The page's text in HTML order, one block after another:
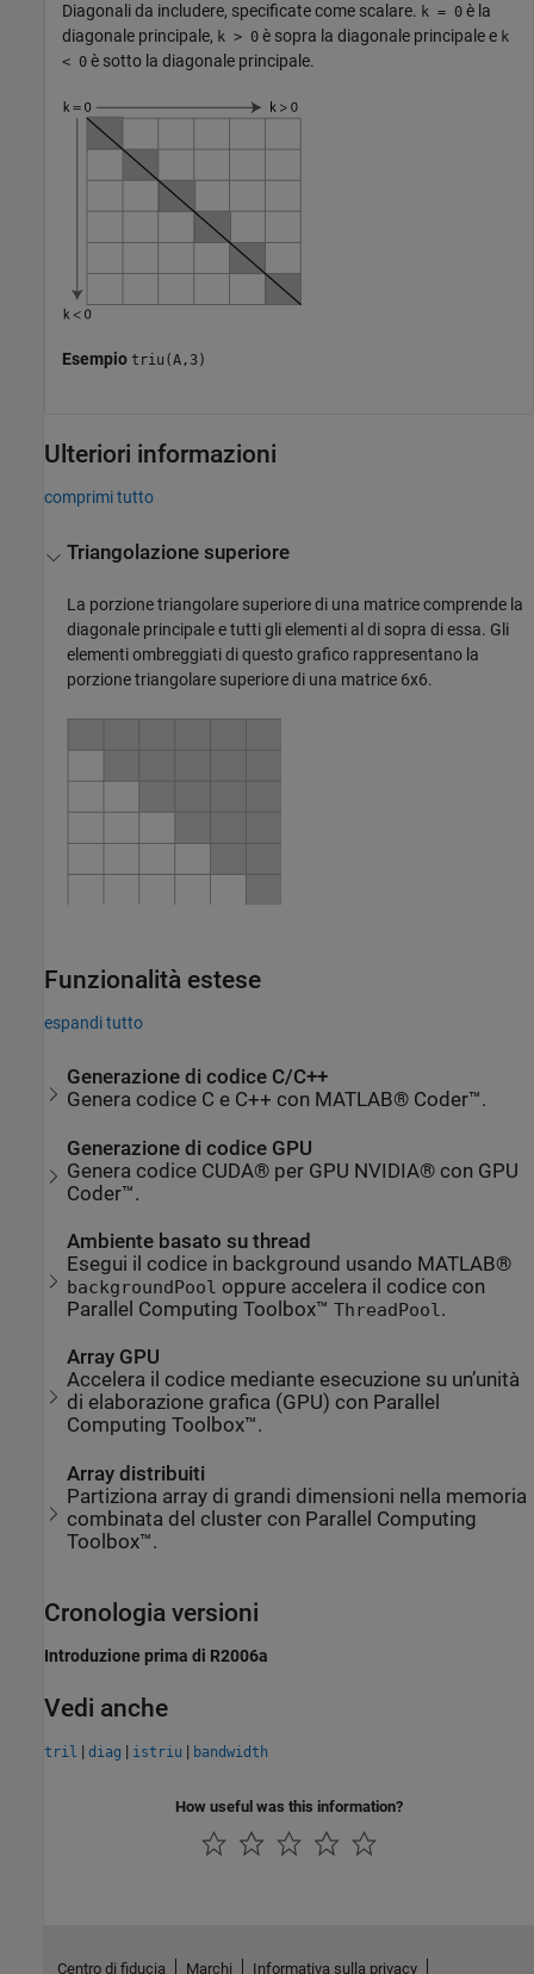
Diagonali da includere, specificate come scalare. k = 0 è la
diagonale principale, k > 0 è sopra la diagonale principale e k
< 0 è sotto la diagonale principale.
Esempio triu(A,3)
Ulteriori informazioni
comprimi tutto
Triangolazione superiore
La porzione triangolare superiore di una matrice comprende la
diagonale principale e tutti gli elementi al di sopra di essa. Gli
elementi ombreggiati di questo grafico rappresentano la
porzione triangolare superiore di una matrice 6x6.
Funzionalità estese
espandi tutto
Generazione di codice C/C++
Genera codice C e C++ con MATLAB® Coder™.
Generazione di codice GPU
Genera codice CUDA® per GPU NVIDIA® con GPU
Coder™.
Ambiente basato su thread
Esegui il codice in background usando MATLAB®
backgroundPool oppure accelera il codice con
Parallel Computing Toolbox™ThreadPool .
Array GPU
Accelera il codice mediante esecuzione su un’unità
di elaborazione grafica (GPU) con Parallel
Computing Toolbox™.
Array distribuiti
Partiziona array di grandi dimensioni nella memoria
combinata del cluster con Parallel Computing
Toolbox™.
Cronologia versioni
Introduzione prima di R2006a
Vedi anche
tril | diag | istriu | bandwidth
How useful was this information?
Centro di fiducia Marchi Informativa sulla privacy